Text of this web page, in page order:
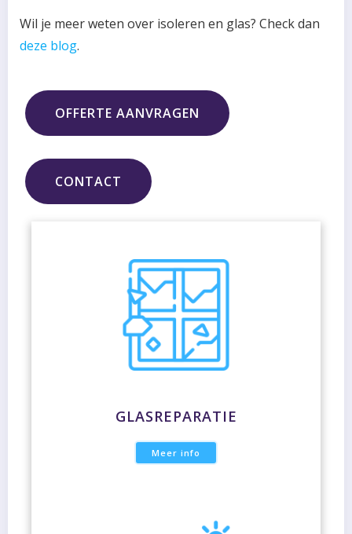
Wil je meer weten over isoleren en glas? Check dan
deze blog.
OFFERTE AANVRAGEN
CONTACT
GLASREPARATIE
Meer info